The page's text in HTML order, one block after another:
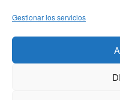
Gestionar los servicios
de los mismos. No hay
solo enlazo a productos